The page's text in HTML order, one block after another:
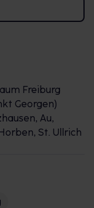
Freiburg
Georgen)
Au,
St. Ullrich